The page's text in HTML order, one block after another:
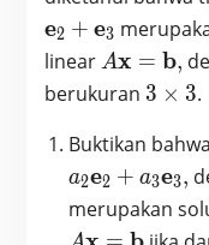
e2 + e3
linear A
\textbf{x}
\textbf{b},
Ax = b,
berukuran 3
3
3 × 3.
Buktikan
a2e2 + a3e3,
merupakan